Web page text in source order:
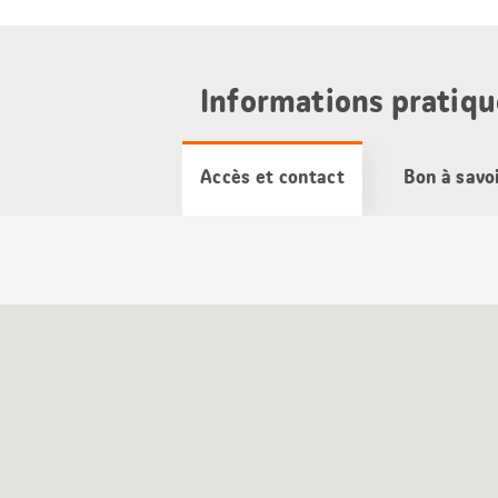
Informations
Accès et contact Bon à